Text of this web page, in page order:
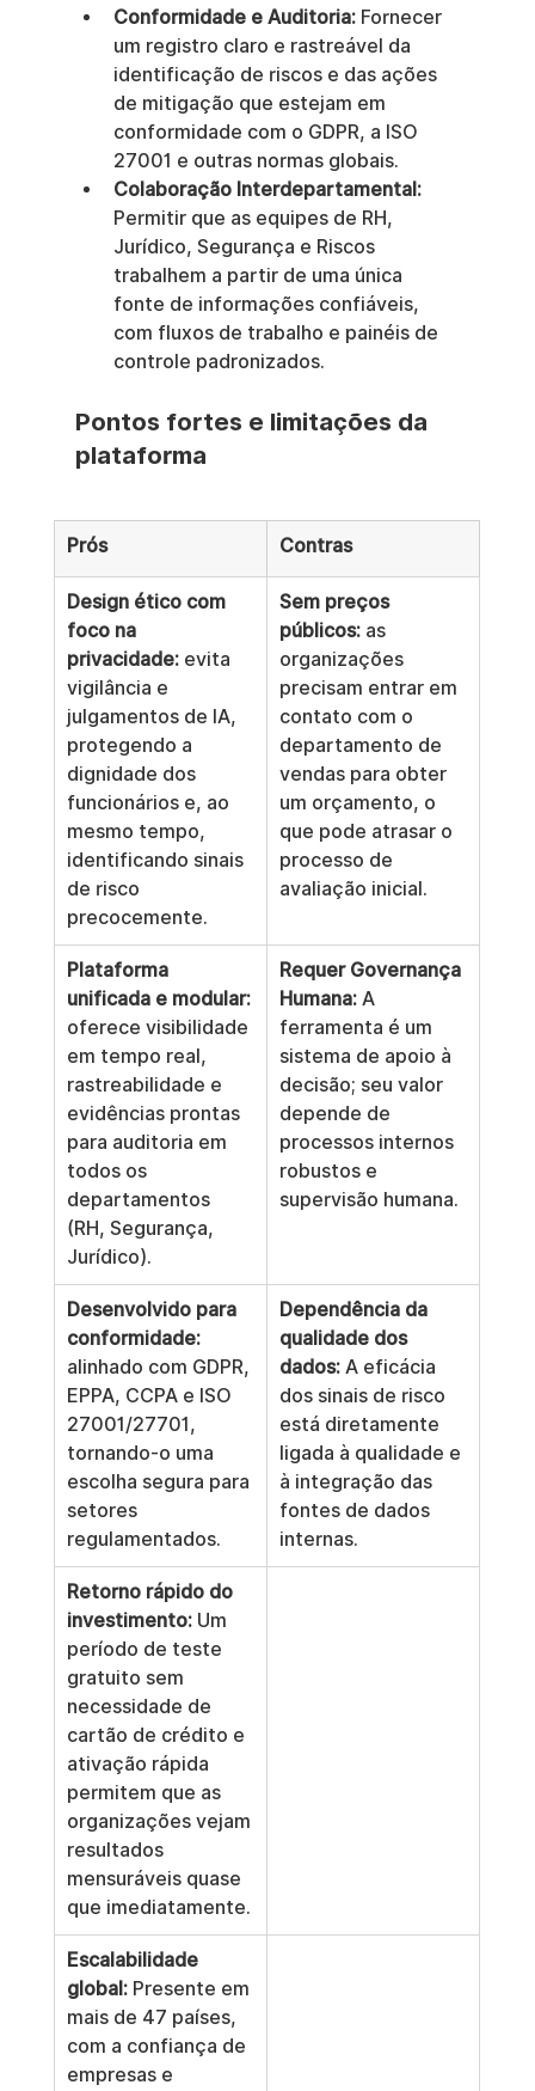
Conformidade e Auditoria: Fornecer
um registro claro e rastreável da
identificação de riscos e das ações
de mitigação que estejam em
conformidade com o GDPR, a ISO
27001 e outras normas globais.
Colaboração Interdepartamental:
Permitir que as equipes de RH,
Jurídico, Segurança e Riscos
trabalhem a partir de uma única
fonte de informações confiáveis,
com fluxos de trabalho e painéis de
controle padronizados.
Pontos fortes e limitações da
plataforma
Prós Contras
Design ético com
foco na
privacidade: evita
vigilância e
julgamentos de IA,
protegendo a
dignidade dos
funcionários e, ao
mesmo tempo,
identificando sinais
de risco
precocemente.
Sem preços
públicos: as
organizações
precisam entrar em
contato com o
departamento de
vendas para obter
um orçamento, o
que pode atrasar o
processo de
avaliação inicial.
Plataforma
unificada e modular:
oferece visibilidade
em tempo real,
rastreabilidade e
evidências prontas
para auditoria em
todos os
departamentos
(RH, Segurança,
Jurídico).
Requer Governança
Humana: A
ferramenta é um
sistema de apoio à
decisão; seu valor
depende de
processos internos
robustos e
supervisão humana.
Desenvolvido para
conformidade:
alinhado com GDPR,
EPPA, CCPA e ISO
27001/27701,
tornando-o uma
escolha segura para
setores
regulamentados.
Dependência da
qualidade dos
dados: A eficácia
dos sinais de risco
está diretamente
ligada à qualidade e
à integração das
fontes de dados
internas.
Retorno rápido do
investimento: Um
período de teste
gratuito sem
necessidade de
cartão de crédito e
ativação rápida
permitem que as
organizações vejam
resultados
mensuráveis quase
que imediatamente.
Escalabilidade
global: Presente em
mais de 47 países,
com a confiança de
empresas e